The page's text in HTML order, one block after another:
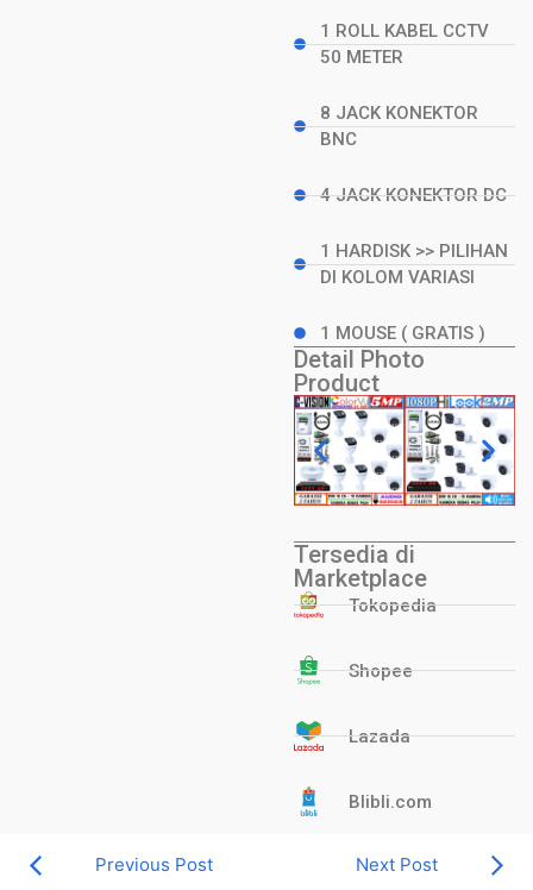
1 ROLL KABEL CCTV
50 METER
8 JACK KONEKTOR
BNC
4 JACK KONEKTOR DC
1 HARDISK >> PILIHAN
DI KOLOM VARIASI
1 MOUSE ( GRATIS )
Detail Photo
Product
Tersedia di
Marketplace
Tokopedia
Shopee
Lazada
Blibli.com
Previous Post Next Post